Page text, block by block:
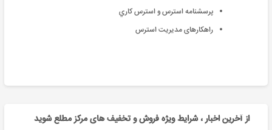
پرسشنامه استرس و استرس كاري
راهکارهای مدیریت استرس
از آخرین اخبار ، شرایط ویژه فروش و تخفیف های مرکز مطلع شوید